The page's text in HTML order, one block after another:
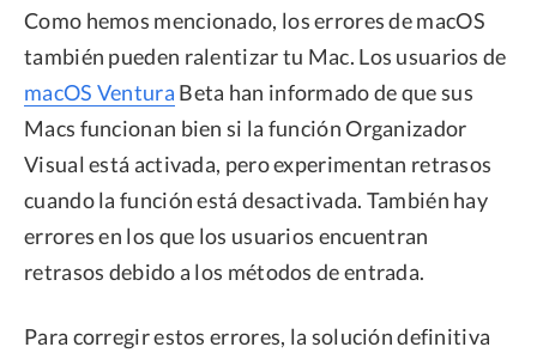
Como hemos mencionado, los errores de macOS
también pueden ralentizar tu Mac. Los usuarios de
macOS Ventura Beta han informado de que sus
Macs funcionan bien si la función Organizador
Visual está activada, pero experimentan retrasos
cuando la función está desactivada. También hay
errores en los que los usuarios encuentran
retrasos debido a los métodos de entrada.
Para corregir estos errores, la solución definitiva